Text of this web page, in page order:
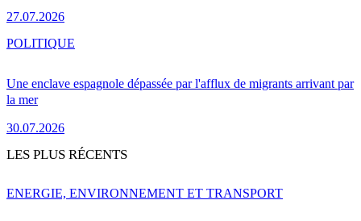
27.07.2026
Une enclave espagnole dépassée par l'afflux de migrants arrivant par
la mer
30.07.2026
POLITIQUE
LES PLUS RÉCENTS
ENERGIE, ENVIRONNEMENT ET TRANSPORT